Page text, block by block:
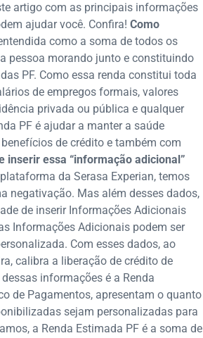
artigo com as principais informações
ajudar você. Confira! Como
como a soma de todos os
pessoa morando junto e constituindo
PF. Como essa renda constitui toda
de empregos formais, valores
privada ou pública e qualquer
PF é ajudar a manter a saúde
de crédito e também com
inserir essa “informação adicional”
da Serasa Experian, temos
negativação. Mas além desses dados,
de inserir Informações Adicionais
Informações Adicionais podem ser
Com esses dados, ao
calibra a liberação de crédito de
informações é a Renda
de Pagamentos, apresentam o quanto
sejam personalizadas para
a Renda Estimada PF é a soma de